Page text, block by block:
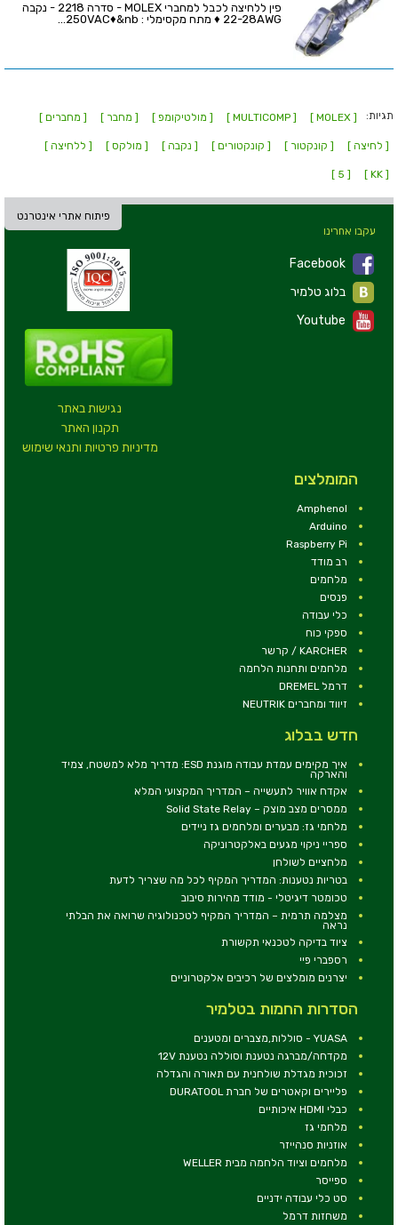
פין ללחיצה לכבל למחברי MOLEX - סדרה 2218 - נקבה
22-28AWG ♦ מתח מקסימלי : 250VAC♦&nb...
תגיות: [ MOLEX ]
[ MULTICOMP ] [ מולטיקומפ ] [ מחבר ] [ מחברים ]
[ לחיצה ] [ קונקטור ] [ קונקטורים ] [ נקבה ] [ מולקס ] [ ללחיצה ]
[ KK ]
[ 5 ]
פיתוח אתרי אינטרנט
נגישות באתר
תקנון האתר
מדיניות פרטיות ותנאי שימוש
עקבו אחרינו
Facebook
Youtube
המומלצים
Amphenol
Arduino
Raspberry Pi
רב מודד
מלחמים
פנסים
כלי עבודה
ספקי כוח
KARCHER / קרשר
מלחמים ותחנות הלחמה
דרמל DREMEL
זיווד ומחברים NEUTRIK
חדש בבלוג
איך מקימים עמדת עבודה מוגנת ESD: מדריך מלא למשטח, צמיד
והארקה
אקדח אוויר לתעשייה – המדריך המקצועי המלא
ממסרים מצב מוצק – Solid State Relay
מלחמי גז: מבערים ומלחמים גז ניידים
ספריי ניקוי מגעים באלקטרוניקה
מלחציים לשולחן
בטריות נטענות: המדריך המקיף לכל מה שצריך לדעת
טכומטר דיגיטלי - מודד מהירות סיבוב
מצלמה תרמית – המדריך המקיף לטכנולוגיה שרואה את הבלתי
נראה
ציוד בדיקה לטכנאי תקשורת
רספברי פיי
יצרנים מומלצים של רכיבים אלקטרוניים
הסדרות החמות בטלמיר
YUASA - סוללות,מצברים ומטענים
מקדחה/מברגה נטענת וסוללה נטענת 12V
זכוכית מגדלת שולחנית עם תאורה והגדלה
פליירים וקאטרים של חברת DURATOOL
כבלי HDMI איכותיים
מלחמי גז
אוזניות סנהייזר
מלחמים וציוד הלחמה מבית WELLER
ספייסר
סט כלי עבודה ידניים
משחזות דרמל